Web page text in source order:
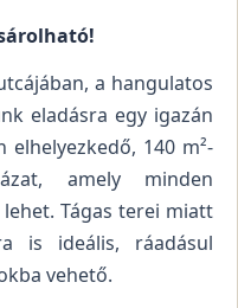
a hangulatos
eladásra egy igazán
elhelyezkedő, 140 m²-
amely minden
Tágas terei miatt
is ideális, ráadásul
vehető.